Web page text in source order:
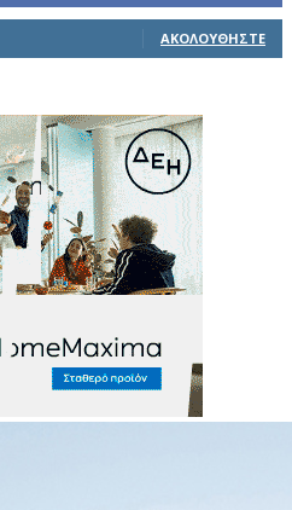
ΑΚΟΛΟΥΘΉΣΤΕ